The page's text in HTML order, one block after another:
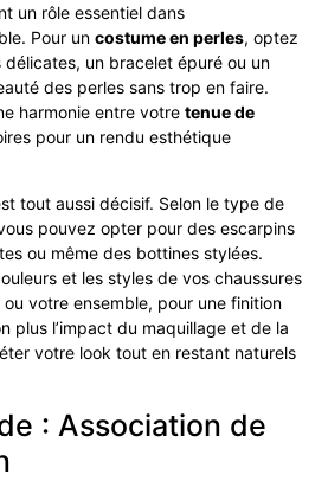
un rôle essentiel dans
Pour un costume en perles, optez
délicates, un bracelet épuré ou un
des perles sans trop en faire.
harmonie entre votre tenue de
pour un rendu esthétique
tout aussi décisif. Selon le type de
pouvez opter pour des escarpins
ou même des bottines stylées.
et les styles de vos chaussures
ou votre ensemble, pour une finition
plus l’impact du maquillage et de la
votre look tout en restant naturels
: Association de